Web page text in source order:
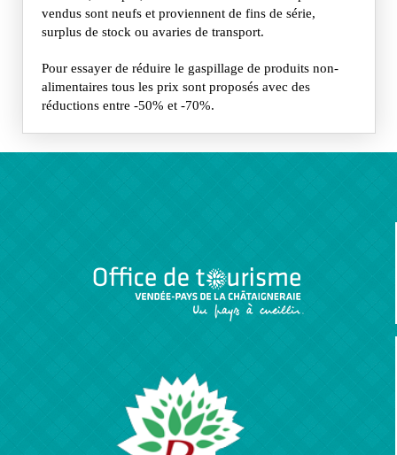
vendus sont neufs et proviennent de fins de série,
surplus de stock ou avaries de transport.
Pour essayer de réduire le gaspillage de produits non-
alimentaires tous les prix sont proposés avec des
réductions entre -50% et -70%.